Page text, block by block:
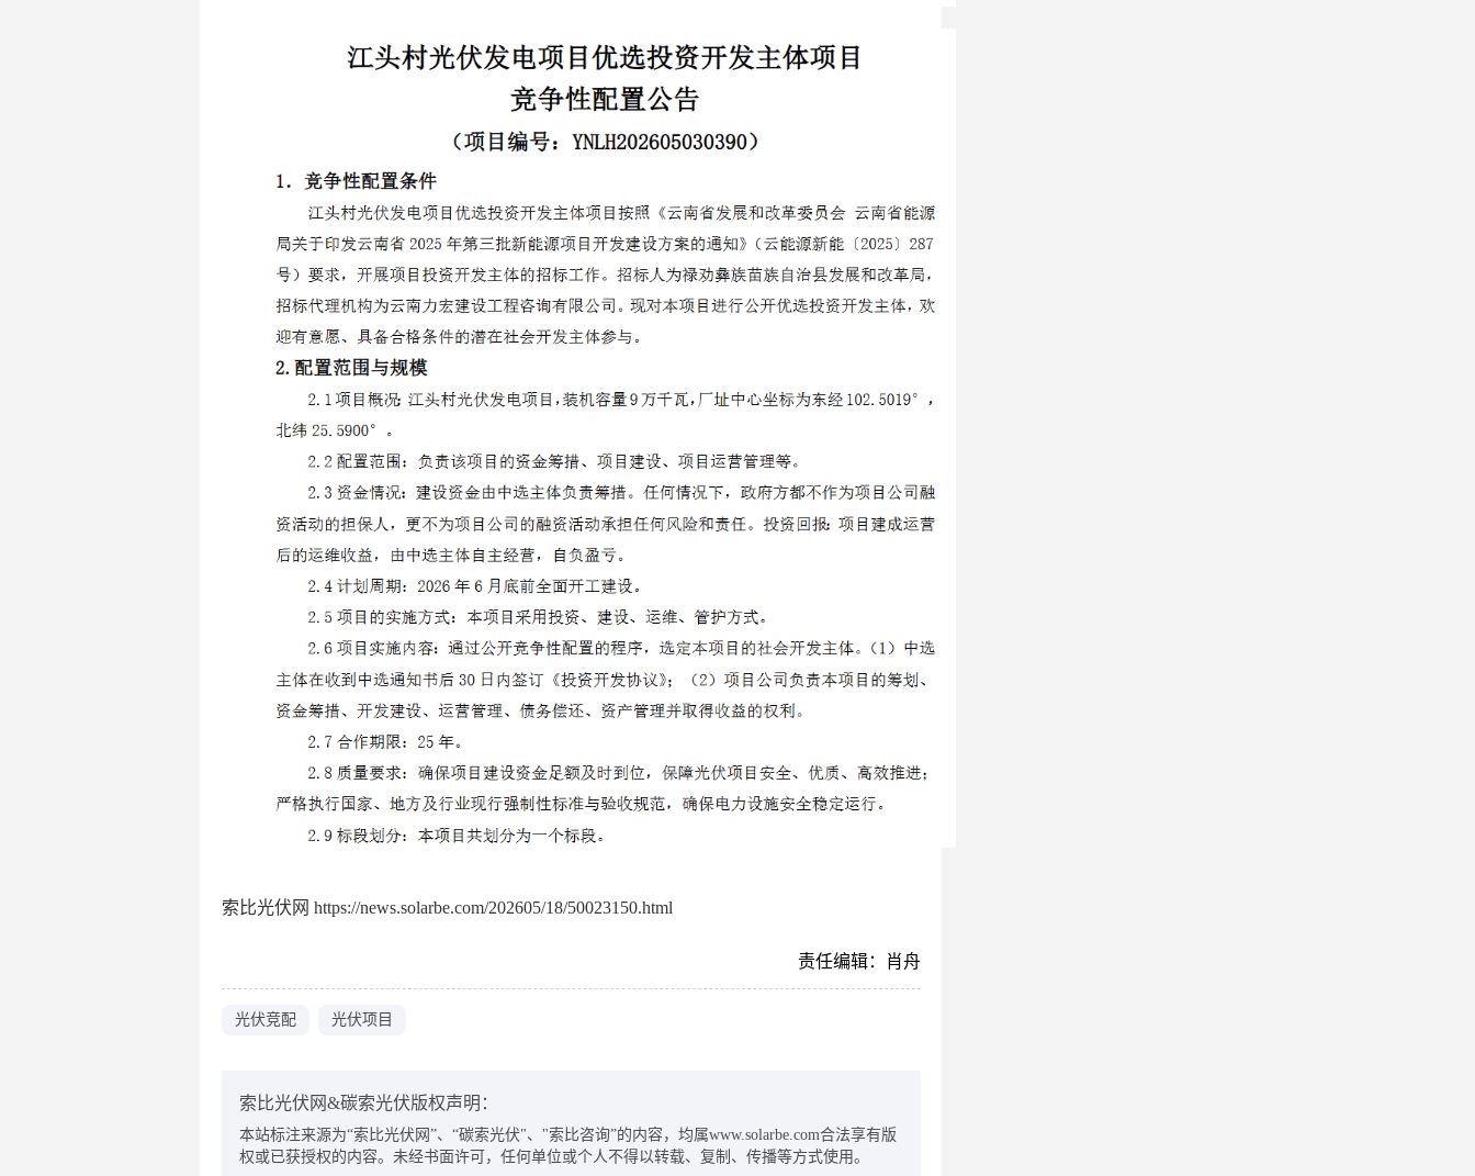
索比光伏网 https://news.solarbe.com/202605/18/50023150.html
责任编辑：肖舟
光伏竞配 光伏项目
索比光伏网&碳索光伏版权声明：
本站标注来源为“索比光伏网”、“碳索光伏"、"索比咨询”的内容，均属www.solarbe.com合法享有版
权或已获授权的内容。未经书面许可，任何单位或个人不得以转载、复制、传播等方式使用。